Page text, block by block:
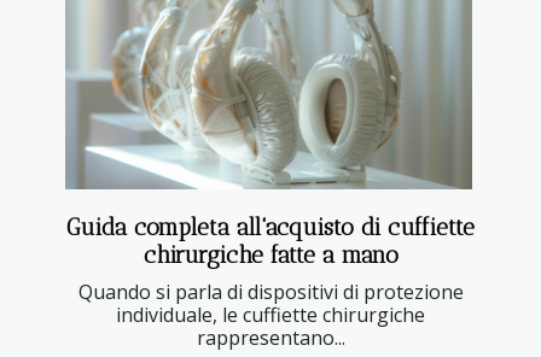
Guida completa all'acquisto di cuffiette
chirurgiche fatte a mano
Quando si parla di dispositivi di protezione
individuale, le cuffiette chirurgiche
rappresentano...